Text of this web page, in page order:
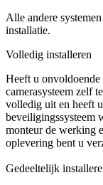
Alle andere
installatie.
Volledig installeren
Heeft u
camerasysteem zelf
volledig uit en heeft
beveiligingssysteem
monteur de werking
oplevering bent u
Gedeeltelijk